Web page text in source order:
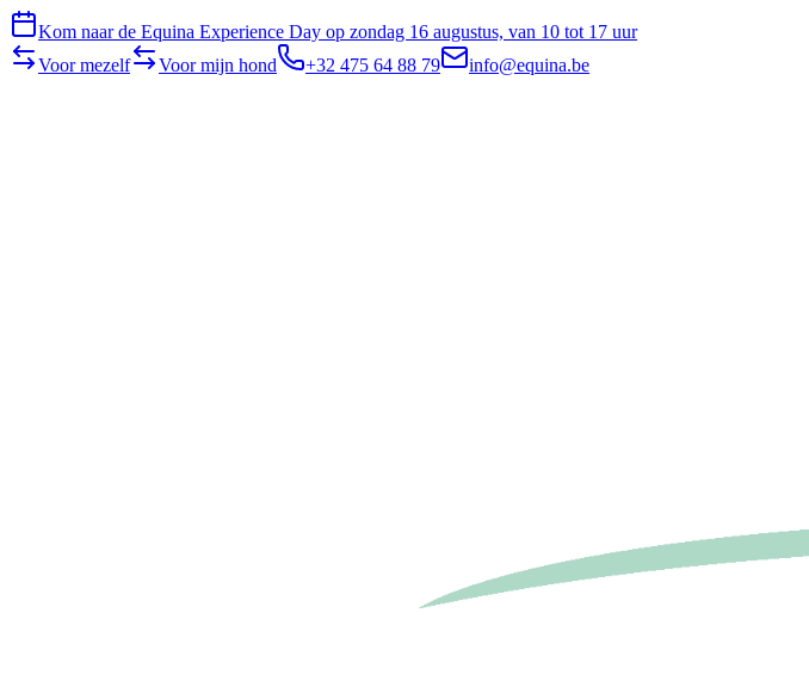
Kom naar de Equina Experience Day op zondag 16 augustus, van 10 tot 17 uur
Voor mezelf
Voor mijn hond +32 475 64 88 79 info@equina.be